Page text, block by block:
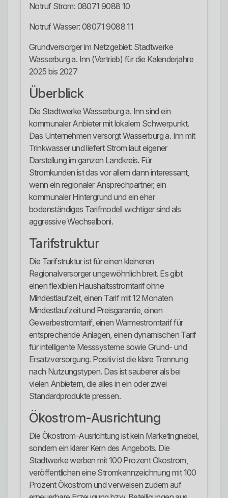
Notruf Strom: 08071 9088 10
Notruf Wasser: 08071 9088 11
Grundversorger im Netzgebiet: Stadtwerke
Wasserburg a. Inn (Vertrieb) für die Kalenderjahre
2025 bis 2027
Überblick
Die Stadtwerke Wasserburg a. Inn sind ein
kommunaler Anbieter mit lokalem Schwerpunkt.
Das Unternehmen versorgt Wasserburg a. Inn mit
Trinkwasser und liefert Strom laut eigener
Darstellung im ganzen Landkreis. Für
Stromkunden ist das vor allem dann interessant,
wenn ein regionaler Ansprechpartner, ein
kommunaler Hintergrund und ein eher
bodenständiges Tarifmodell wichtiger sind als
aggressive Wechselboni.
Tarifstruktur
Die Tarifstruktur ist für einen kleineren
Regionalversorger ungewöhnlich breit. Es gibt
einen flexiblen Haushaltsstromtarif ohne
Mindestlaufzeit, einen Tarif mit 12 Monaten
Mindestlaufzeit und Preisgarantie, einen
Gewerbestromtarif, einen Wärmestromtarif für
entsprechende Anlagen, einen dynamischen Tarif
für intelligente Messsysteme sowie Grund- und
Ersatzversorgung. Positiv ist die klare Trennung
nach Nutzungstypen. Das ist sauberer als bei
vielen Anbietern, die alles in ein oder zwei
Standardprodukte pressen.
Ökostrom-Ausrichtung
Die Ökostrom-Ausrichtung ist kein Marketingnebel,
sondern ein klarer Kern des Angebots. Die
Stadtwerke werben mit 100 Prozent Ökostrom,
veröffentlichen eine Stromkennzeichnung mit 100
Prozent Ökostrom und verweisen zudem auf